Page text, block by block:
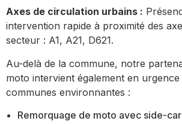
Axes de circulation urbains :
intervention rapide à proximité des
secteur : A1, A21, D621.
Au-delà de la commune, notre
moto intervient également en urgence
communes environnantes :
Remorquage de moto avec side-